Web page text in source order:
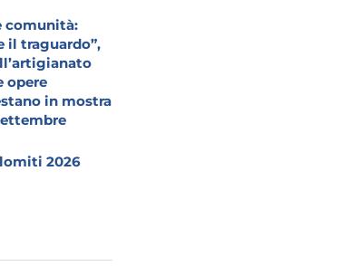
comunità:
il traguardo”,
opere
in mostra
2026